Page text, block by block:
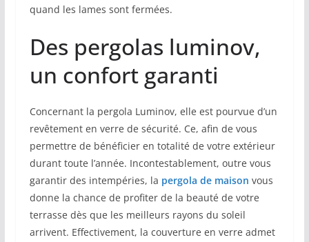
quand les lames sont fermées.
Des pergolas luminov,
un confort garanti
Concernant la pergola Luminov, elle est pourvue d’un
revêtement en verre de sécurité. Ce, afin de vous
permettre de bénéficier en totalité de votre extérieur
durant toute l’année. Incontestablement, outre vous
garantir des intempéries, la pergola de maison vous
donne la chance de profiter de la beauté de votre
terrasse dès que les meilleurs rayons du soleil
arrivent. Effectivement, la couverture en verre admet